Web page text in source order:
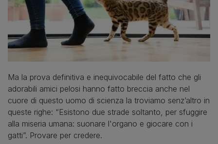
Ma la prova definitiva e inequivocabile del fatto che gli
adorabili amici pelosi hanno fatto breccia anche nel
cuore di questo uomo di scienza la troviamo senz’altro in
queste righe: “Esistono due strade soltanto, per sfuggire
alla miseria umana: suonare l'organo e giocare con i
gatti”. Provare per credere.